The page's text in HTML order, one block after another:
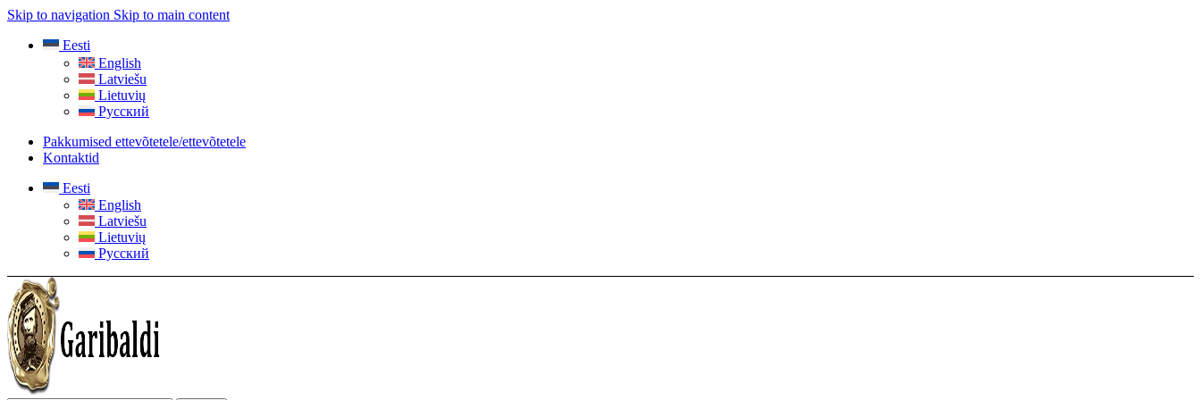
Skip to navigation Skip to main content
Eesti
English
Latviešu
Lietuvių
Русский
Pakkumised ettevõtetele/ettevõtetele
Kontaktid
Eesti
English
Latviešu
Lietuvių
Русский